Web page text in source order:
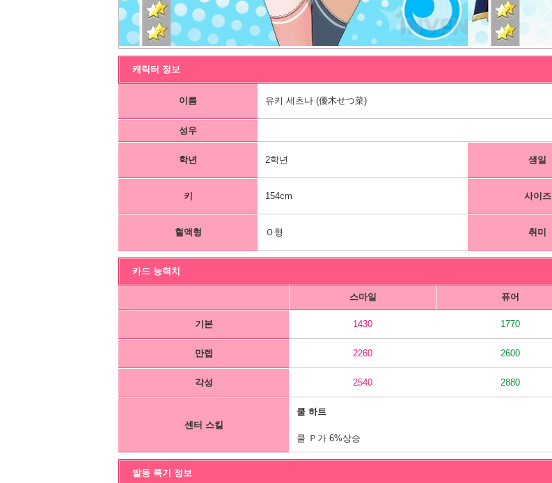
캐릭터 정보
이름 유키 세츠나 (優木せつ菜)
성우
학년 2학년 생일
키 154cm 사이즈
혈액형 Ｏ형 취미
카드 능력치
스마일 퓨어
기본 1430 1770
만렙 2260 2600
각성 2540 2880
센터 스킬
쿨 하트
쿨 Ｐ가 6%상승
발동 특기 정보